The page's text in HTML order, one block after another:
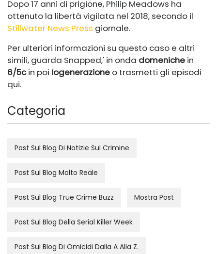
Dopo 17 anni di prigione, Philip Meadows ha
ottenuto la libertà vigilata nel 2018, secondo il
Stillwater News Press giornale.
Per ulteriori informazioni su questo caso e altri
simili, guarda Snapped,' in onda domeniche in
6/5cin poi Iogenerazione o trasmetti gli episodi
qui.
Categoria
Post Sul Blog Di Notizie Sul Crimine
Post Sul Blog Molto Reale
Post Sul Blog True Crime Buzz Mostra Post
Post Sul Blog Della Serial Killer Week
Post Sul Blog Di Omicidi Dalla A Alla Z.